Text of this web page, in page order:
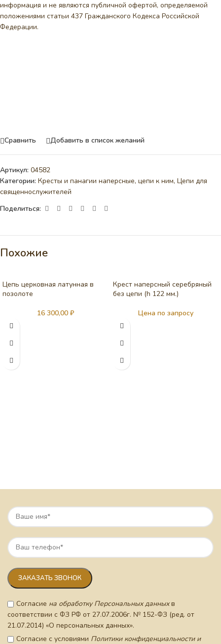
информация и не являются публичной офертой, определяемой
положениями статьи 437 Гражданского Кодекса Российской
Федерации.
Сравнить Добавить в список желаний
Артикул: 04582
Категории: Кресты и панагии наперсные, цепи к ним, Цепи для
священнослужителей
Поделиться:
Похожие
Цепь церковная латунная в
позолоте
16 300,00 ₽
Крест наперсный серебряный
без цепи (h 122 мм.)
Цена по запросу
Согласие на обработку Персональных данныхв
соответствии с ФЗ РФ от 27.07.2006г. № 152-ФЗ (ред. от
21.07.2014) «О персональных данных».
Согласие с условиями Политики конфиденциальности и